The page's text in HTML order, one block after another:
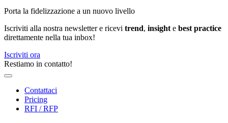
Porta la fidelizzazione a un nuovo livello
Iscriviti alla nostra newsletter e ricevi trend, insighte best practice
direttamente nella tua inbox!
Iscriviti ora
Restiamo in contatto!
Contattaci
Pricing
RFI / RFP